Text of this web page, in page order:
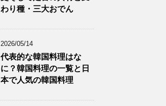
わり種・三大おでん
2026/05/14
代表的な韓国料理はな
に？韓国料理の一覧と日
本で人気の韓国料理